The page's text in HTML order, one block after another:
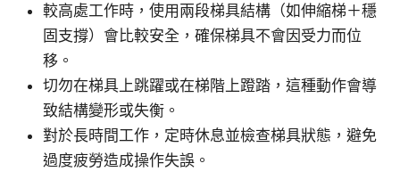
較高處工作時，使用兩段梯具結構（如伸縮梯＋穩
固支撐）會比較安全，確保梯具不會因受力而位
移。
切勿在梯具上跳躍或在梯階上蹬踏，這種動作會導
致結構變形或失衡。
對於長時間工作，定時休息並檢查梯具狀態，避免
過度疲勞造成操作失誤。